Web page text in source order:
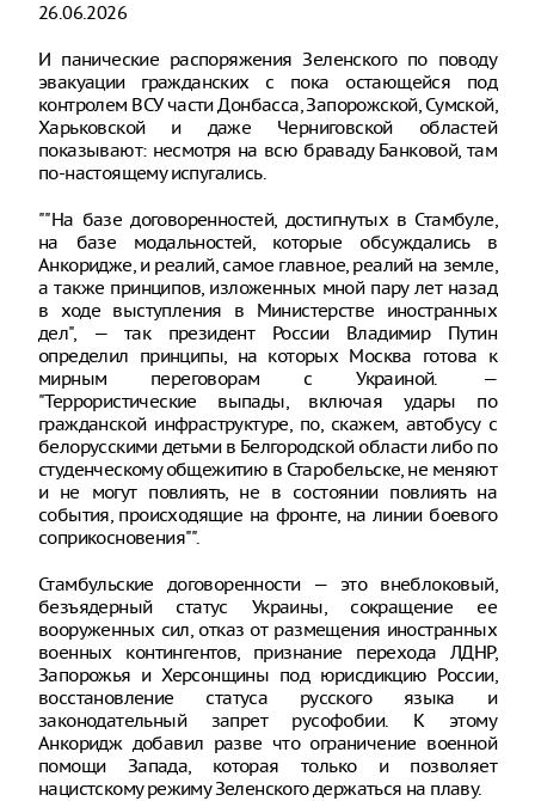
26.06.2026
И панические распоряжения Зеленского по поводу
эвакуации гражданских с пока остающейся под
контролем ВСУ части Донбасса, Запорожской, Сумской,
Харьковской и даже Черниговской областей
показывают: несмотря на всю браваду Банковой, там
по-настоящему испугались.
""На базе договоренностей, достигнутых в Стамбуле,
на базе модальностей, которые обсуждались в
Анкоридже, и реалий, самое главное, реалий на земле,
а также принципов, изложенных мной пару лет назад
в ходе выступления в Министерстве иностранных
дел", — так президент России Владимир Путин
определил принципы, на которых Москва готова к
мирным переговорам с Украиной. —
"Террористические выпады, включая удары по
гражданской инфраструктуре, по, скажем, автобусу с
белорусскими детьми в Белгородской области либо по
студенческому общежитию в Старобельске, не меняют
и не могут повлиять, не в состоянии повлиять на
события, происходящие на фронте, на линии боевого
соприкосновения"".
Стамбульские договоренности — это внеблоковый,
безъядерный статус Украины, сокращение ее
вооруженных сил, отказ от размещения иностранных
военных контингентов, признание перехода ЛДНР,
Запорожья и Херсонщины под юрисдикцию России,
восстановление статуса русского языка и
законодательный запрет русофобии. К этому
Анкоридж добавил разве что ограничение военной
помощи Запада, которая только и позволяет
нацистскому режиму Зеленского держаться на плаву.